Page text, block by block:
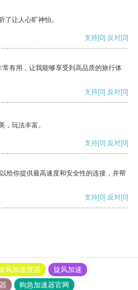
了让人心旷神怡。
支持[0] 反对[0]
有用，让我能够享受到高品质的旅行体
支持[0] 反对[0]
，玩法丰富。
支持[0] 反对[0]
给你提供最高速度和安全性的连接，并帮
支持[0] 反对[0]
风加速度器
旋风加速
狗急加速器官网